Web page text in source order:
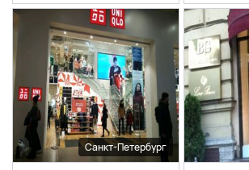
Санкт-Петербург